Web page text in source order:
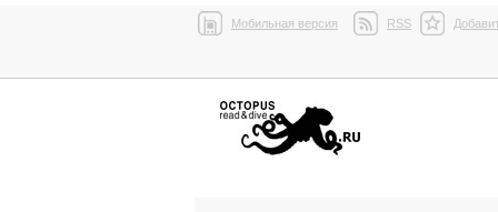
Мобильная версия RSS